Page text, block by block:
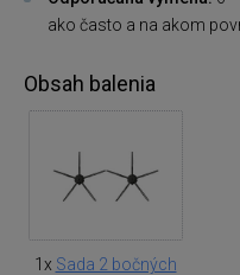
ako často a na akom
Obsah balenia
1x Sada 2 bočných